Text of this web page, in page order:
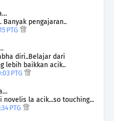
Banyak pengajaran..
PTG
diri..Belajar dari
lebih baikkan acik..
PTG
novelis la acik...so touching...
PTG